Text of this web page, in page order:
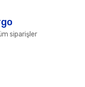
siparişler